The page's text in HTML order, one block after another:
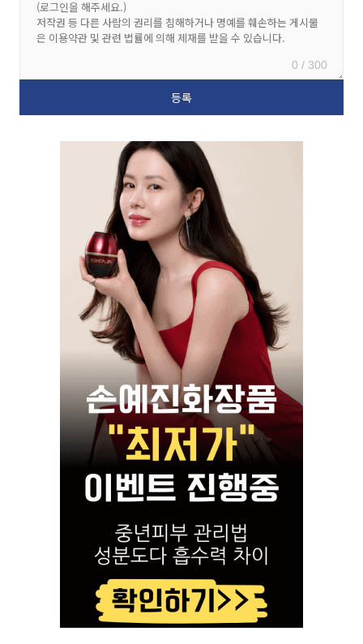
0 / 300